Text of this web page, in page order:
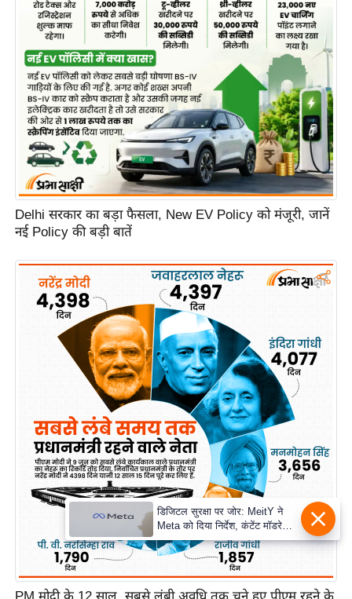
Delhi सरकार का बड़ा फैसला, New EV Policy को मंजूरी, जानें
नई Policy की बड़ी बातें